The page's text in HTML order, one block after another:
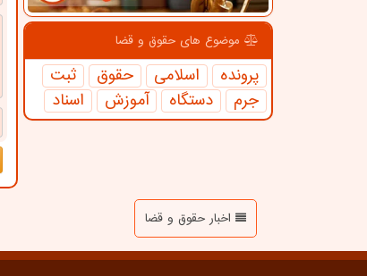
موضوع های حقوق و قضا
پرونده اسلامی حقوق
ثبت
جرم
دستگاه آموزش اسناد
اخبار حقوق و قضا